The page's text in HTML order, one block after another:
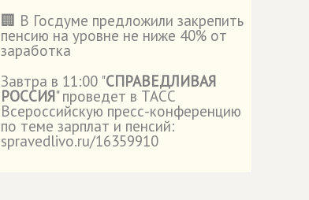
🏢 В Госдуме предложили закрепить
пенсию на уровне не ниже 40% от
заработка
Завтра в 11:00 "СПРАВЕДЛИВАЯ
РОССИЯ" проведет в ТАСС
Всероссийскую пресс-конференцию
по теме зарплат и пенсий:
spravedlivo.ru/16359910